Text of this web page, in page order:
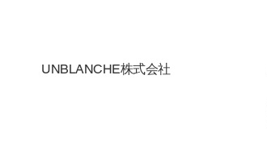
UNBLANCHE株式会社